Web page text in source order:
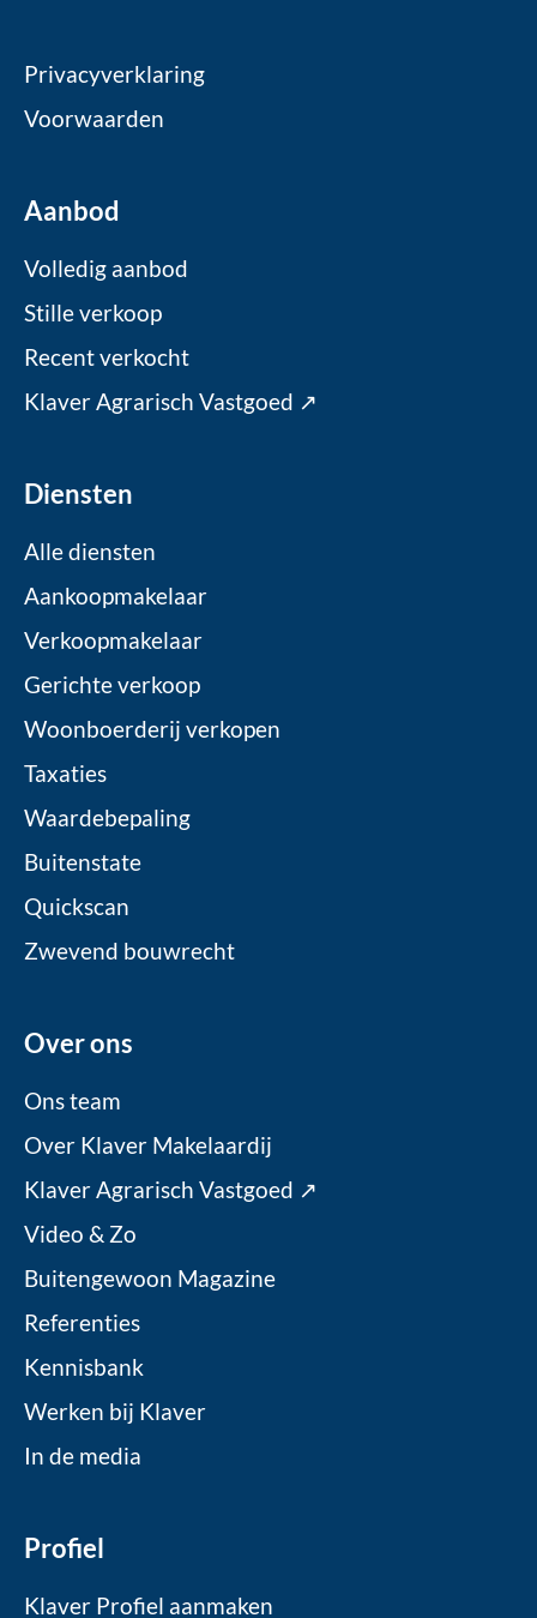
Privacyverklaring
Voorwaarden
Aanbod
Volledig aanbod
Stille verkoop
Recent verkocht
Klaver Agrarisch Vastgoed ↗
Diensten
Alle diensten
Aankoopmakelaar
Verkoopmakelaar
Gerichte verkoop
Woonboerderij verkopen
Taxaties
Waardebepaling
Buitenstate
Quickscan
Zwevend bouwrecht
Over ons
Ons team
Over Klaver Makelaardij
Klaver Agrarisch Vastgoed ↗
Video & Zo
Buitengewoon Magazine
Referenties
Kennisbank
Werken bij Klaver
In de media
Profiel
Klaver Profiel aanmaken